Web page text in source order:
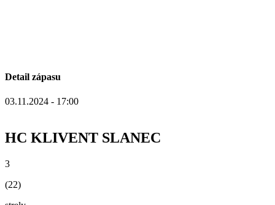
Detail zápasu
03.11.2024 - 17:00
HC KLIVENT SLANEC
3
(22)